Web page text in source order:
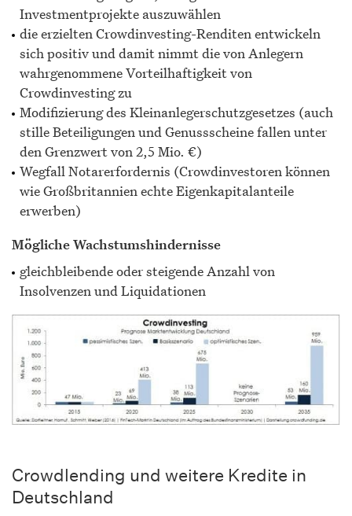
Investmentprojekte auszuwählen
die erzielten Crowdinvesting-Renditen entwickeln
sich positiv und damit nimmt die von Anlegern
wahrgenommene Vorteilhaftigkeit von
Crowdinvesting zu
Modifizierung des Kleinanlegerschutzgesetzes (auch
stille Beteiligungen und Genussscheine fallen unter
den Grenzwert von 2,5 Mio. €)
Wegfall Notarerfordernis (Crowdinvestoren können
wie Großbritannien echte Eigenkapitalanteile
erwerben)
Mögliche Wachstumshindernisse
gleichbleibende oder steigende Anzahl von
Insolvenzen und Liquidationen
Crowdlending und weitere Kredite in
Deutschland